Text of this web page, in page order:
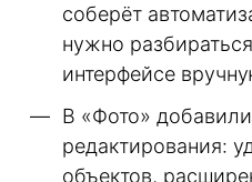
соберёт
нужно
интерфейсе
В «Фото»
редактирования:
объектов,